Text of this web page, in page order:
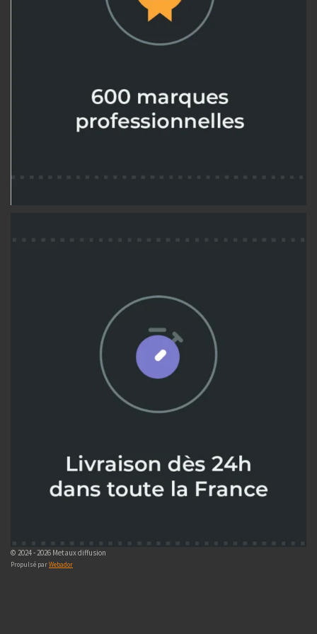
© 2024 - 2026 Metaux diffusion
Propulsé parWebador